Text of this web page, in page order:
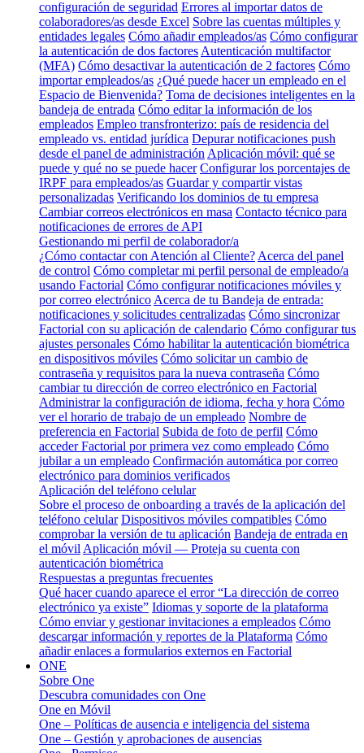
configuración de seguridad Errores al importar datos de
colaboradores/as desde Excel Sobre las cuentas múltiples y
entidades legales Cómo añadir empleados/as Cómo configurar
la autenticación de dos factores Autenticación multifactor
(MFA) Cómo desactivar la autenticación de 2 factores Cómo
importar empleados/as ¿Qué puede hacer un empleado en el
Espacio de Bienvenida? Toma de decisiones inteligentes en la
bandeja de entrada Cómo editar la información de los
empleados Empleo transfronterizo: país de residencia del
empleado vs. entidad jurídica Depurar notificaciones push
desde el panel de administración Aplicación móvil: qué se
puede y qué no se puede hacer Configurar los porcentajes de
IRPF para empleados/as Guardar y compartir vistas
personalizadas Verificando los dominios de tu empresa
Cambiar correos electrónicos en masa Contacto técnico para
notificaciones de errores de API
Gestionando mi perfil de colaborador/a
¿Cómo contactar con Atención al Cliente? Acerca del panel
de control Cómo completar mi perfil personal de empleado/a
usando Factorial Cómo configurar notificaciones móviles y
por correo electrónico Acerca de tu Bandeja de entrada:
notificaciones y solicitudes centralizadas Cómo sincronizar
Factorial con su aplicación de calendario Cómo configurar tus
ajustes personales Cómo habilitar la autenticación biométrica
en dispositivos móviles Cómo solicitar un cambio de
contraseña y requisitos para la nueva contraseña Cómo
cambiar tu dirección de correo electrónico en Factorial
Administrar la configuración de idioma, fecha y hora Cómo
ver el horario de trabajo de un empleado Nombre de
preferencia en Factorial Subida de foto de perfil Cómo
acceder Factorial por primera vez como empleado Cómo
jubilar a un empleado Confirmación automática por correo
electrónico para dominios verificados
Aplicación del teléfono celular
Sobre el proceso de onboarding a través de la aplicación del
teléfono celular Dispositivos móviles compatibles Cómo
comprobar la versión de tu aplicación Bandeja de entrada en
el móvil Aplicación móvil — Proteja su cuenta con
autenticación biométrica
Respuestas a preguntas frecuentes
Qué hacer cuando aparece el error “La dirección de correo
electrónico ya existe” Idiomas y soporte de la plataforma
Cómo enviar y gestionar invitaciones a empleados Cómo
descargar información y reportes de la Plataforma Cómo
añadir enlaces a formularios externos en Factorial
ONE
Sobre One
Descubra comunidades con One
One en Móvil
One – Políticas de ausencia e inteligencia del sistema
One – Gestión y aprobaciones de ausencias